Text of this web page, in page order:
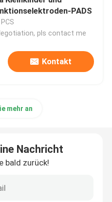
Geräte
PADS
pls contact me
Kontakt
mehr an
Nachricht
bald zurück!